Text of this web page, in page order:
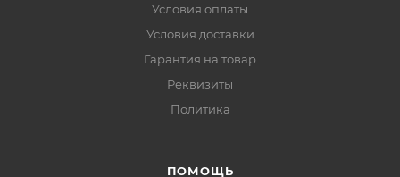
Условия оплаты
Условия доставки
Гарантия на товар
Реквизиты
Политика
ПОМОЩЬ